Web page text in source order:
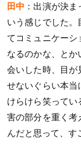
田中 ：出演が決
いう感じでした。
てコミュニケーシ
なるのかな、とか
会いした時、目が
せないぐらい本当
けらけら笑って
害の部分を重く考
んだと思って、す